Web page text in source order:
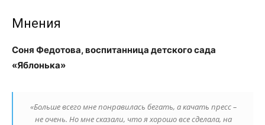
Мнения
Соня Федотова, воспитанница детского сада
«Яблонька»
«Больше всего мне понравилась бегать, а качать пресс –
не очень. Но мне сказали, что я хорошо все сделала, на